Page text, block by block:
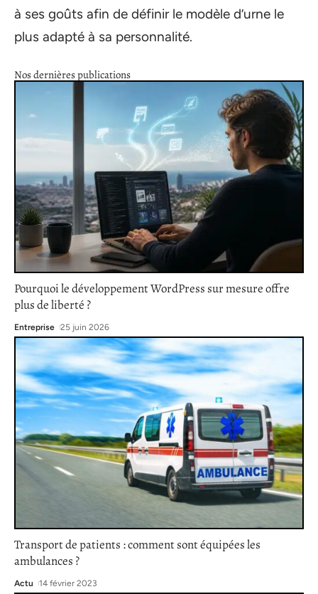
à ses goûts afin de définir le modèle d’urne le
plus adapté à sa personnalité.
Nos dernières publications
Pourquoi le développement WordPress sur mesure offre
plus de liberté ?
Entreprise 25 juin 2026
Transport de patients : comment sont équipées les
ambulances ?
Actu 14 février 2023